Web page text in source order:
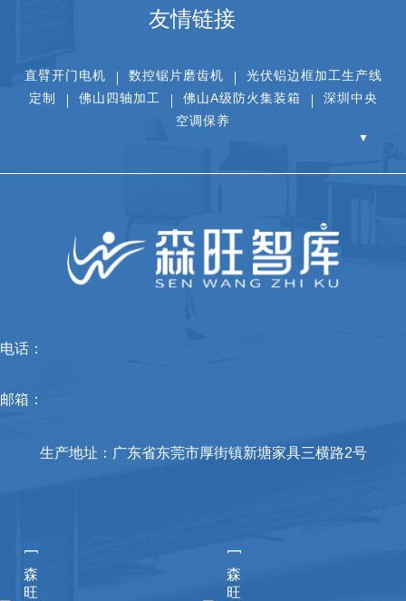
友情链接
直臂开门电机 数控锯片磨齿机
光伏铝边框加工生产线
定制
佛山四轴加工 佛山A级防火集装箱
深圳中央
空调保养
▼
电话：
邮箱：
生产地址：广东省东莞市厚街镇新塘家具三横路2号
[
森
旺
[
森
旺